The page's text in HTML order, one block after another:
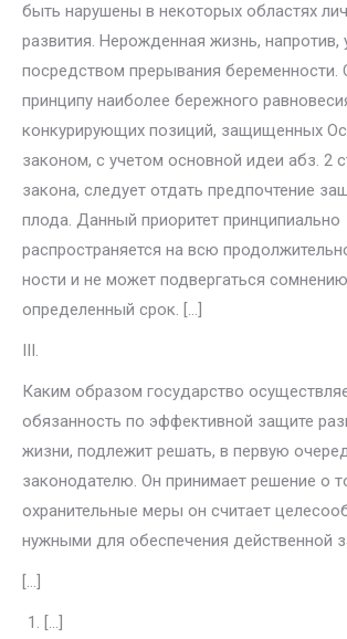
быть нарушены в некоторых областях
развития. Нерожденная жизнь, напротив,
посредством прерывания беременности.
принципу наиболее бережного
конкурирующих позиций, защищенных
законом, с учетом основной идеи абз. 2
зако­на, следует отдать предпочтение
плода. Данный приоритет принципиально
распространяется на всю
ности и не может подвергаться
определенный срок. […]
III.
Каким образом государство
обязанность по эф­фективной защите
жизни, подлежит решать, в первую
законодателю. Он принимает решение о
охранитель­ные меры он считает
нужными для обеспечения дей­ственной
[…]
[…]